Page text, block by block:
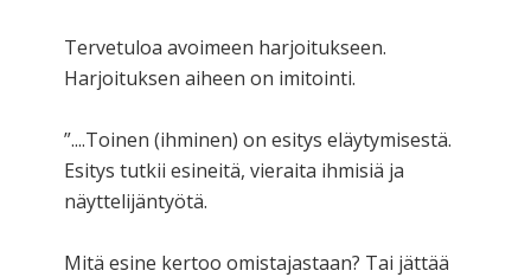
Tervetuloa avoimeen harjoitukseen.
Harjoituksen aiheen on imitointi.
”....Toinen (ihminen) on esitys eläytymisestä.
Esitys tutkii esineitä, vieraita ihmisiä ja
näyttelijäntyötä.
Mitä esine kertoo omistajastaan? Tai jättää